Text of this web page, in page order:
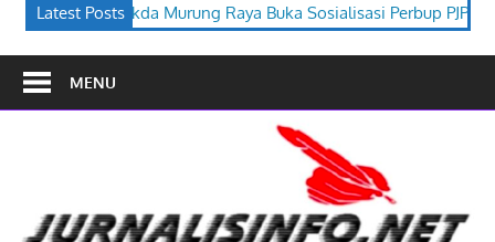
Latest Posts
Buka Sosialisasi Perbup PJPK 2026–2030 Festival Budaya
MENU